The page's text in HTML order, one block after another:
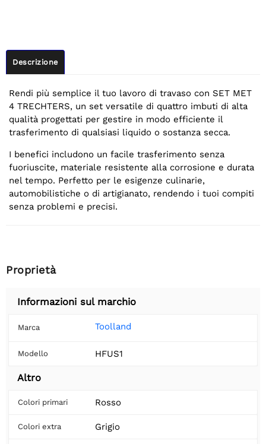
Descrizione
Rendi più semplice il tuo lavoro di travaso con SET MET
4 TRECHTERS, un set versatile di quattro imbuti di alta
qualità progettati per gestire in modo efficiente il
trasferimento di qualsiasi liquido o sostanza secca.
I benefici includono un facile trasferimento senza
fuoriuscite, materiale resistente alla corrosione e durata
nel tempo. Perfetto per le esigenze culinarie,
automobilistiche o di artigianato, rendendo i tuoi compiti
senza problemi e precisi.
Proprietà
Informazioni sul marchio
Marca Toolland
Modello HFUS1
Altro
Colori primari Rosso
Colori extra Grigio